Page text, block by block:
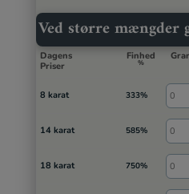
Ved større mængder
Dagens
Priser
Finhed
%
8 karat 333%
14 karat 585%
18 karat 750%